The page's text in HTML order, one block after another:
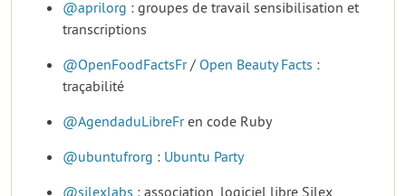
@aprilorg : groupes de travail sensibilisation et
transcriptions
@OpenFoodFactsFr/ Open Beauty Facts :
traçabilité
@AgendaduLibreFren code Ruby
@ubuntufrorg : Ubuntu Party
@silexlabs : association, logiciel libre Silex,